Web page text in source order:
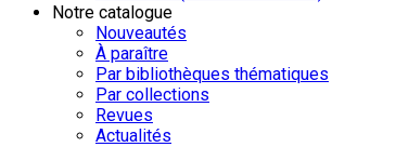
Notre catalogue
Nouveautés
À paraître
Par bibliothèques thématiques
Par collections
Revues
Actualités